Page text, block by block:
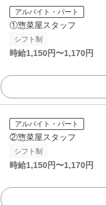
アルバイト・パート
①惣菜屋スタッフ
シフト制
時給1,150円〜1,170円
アルバイト・パート
②惣菜屋スタッフ
シフト制
時給1,150円〜1,170円